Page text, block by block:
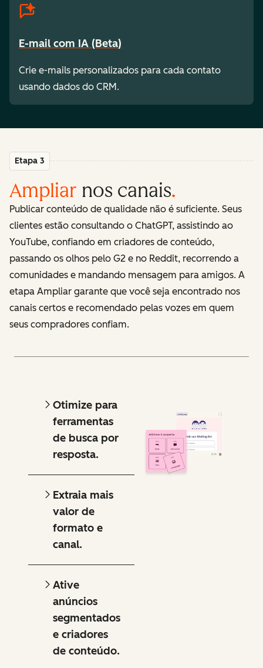
E-mail com IA (Beta)
Crie e-mails personalizados para cada contato
usando dados do CRM.
Etapa 3
Ampliar nos canais.
Publicar conteúdo de qualidade não é suficiente. Seus
clientes estão consultando o ChatGPT, assistindo ao
YouTube, confiando em criadores de conteúdo,
passando os olhos pelo G2 e no Reddit, recorrendo a
comunidades e mandando mensagem para amigos. A
etapa Ampliar garante que você seja encontrado nos
canais certos e recomendado pelas vozes em quem
seus compradores confiam.
Otimize para
ferramentas
de busca por
resposta.
Extraia mais
valor de
formato e
canal.
Ative
anúncios
segmentados
e criadores
de conteúdo.